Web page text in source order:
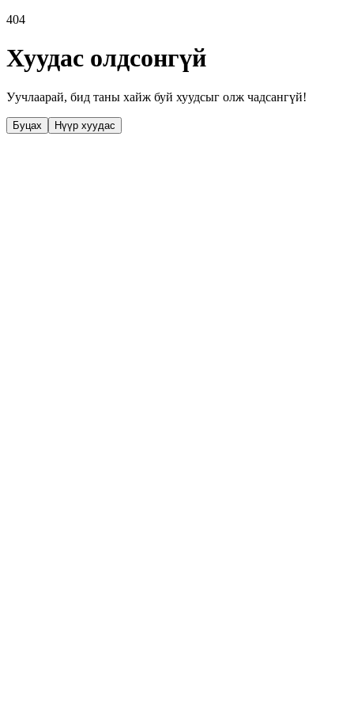
404
Хуудас олдсонгүй
Уучлаарай, бид таны хайж буй хуудсыг олж чадсангүй!
Буцах Нүүр хуудас